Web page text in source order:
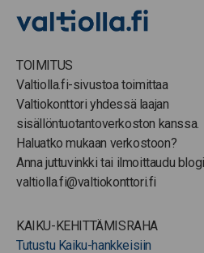
TOIMITUS
Valtiolla.fi-sivustoa toimittaa
Valtiokonttori yhdessä laajan
sisällöntuotantoverkoston kanssa.
Haluatko mukaan verkostoon?
Anna juttuvinkki tai ilmoittaudu
valtiolla.fi@valtiokonttori.fi
KAIKU-KEHITTÄMISRAHA
Tutustu Kaiku-hankkeisiin